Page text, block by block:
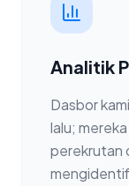
Analitik
Dasbor
lalu;
perekrutan